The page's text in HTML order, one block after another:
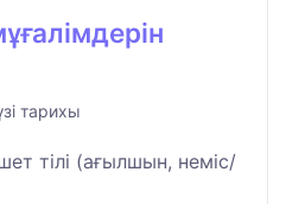
тарихы
тілі (ағылшын, неміс/